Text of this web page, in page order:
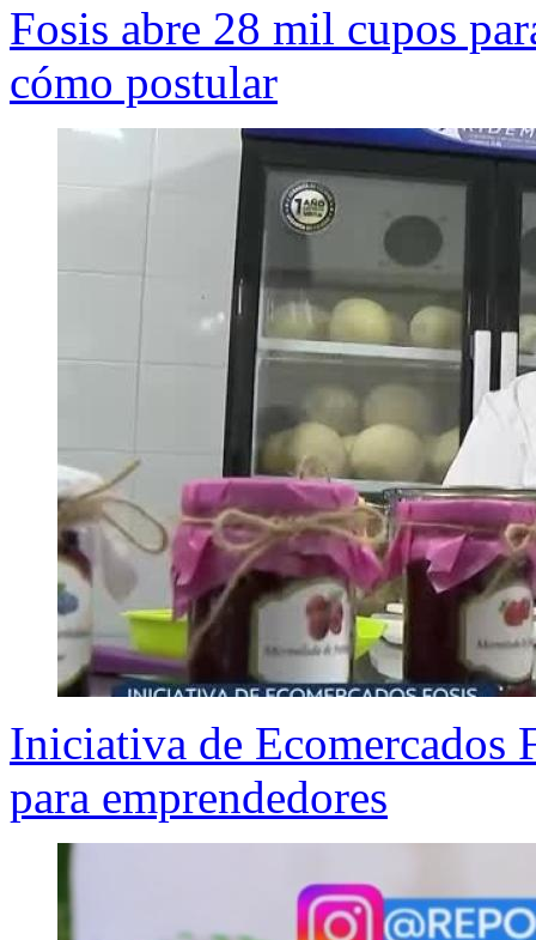
Fosis abre 28 mil cupos
cómo postular
Iniciativa de Ecomercados
para emprendedores